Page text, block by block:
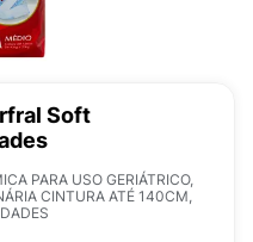
Soft
PARA USO GERIÁTRICO,
CINTURA ATÉ 140CM,